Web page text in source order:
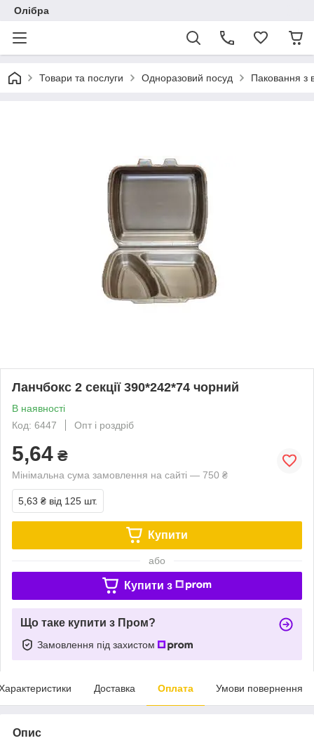
Олібра
Товари та послуги Одноразовий посуд Паковання з
Ланчбокс 2 секції 390*242*74 чорний
В наявності
Код: 6447
Опт і роздріб
5,64 ₴
Мінімальна сума замовлення на сайті — 750 ₴
5,63 ₴ від 125 шт.
Купити
або
Купити з
Що таке купити з Пром?
Замовлення під захистом
Доставка Оплата Умови повернення
Опис